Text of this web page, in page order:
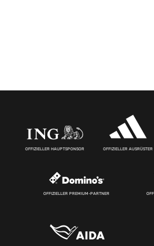
OFFIZIELLER HAUPTSPONSOR OFFIZIELLER AUSRÜSTER
OFFIZIELLER PREMIUM-PARTNER